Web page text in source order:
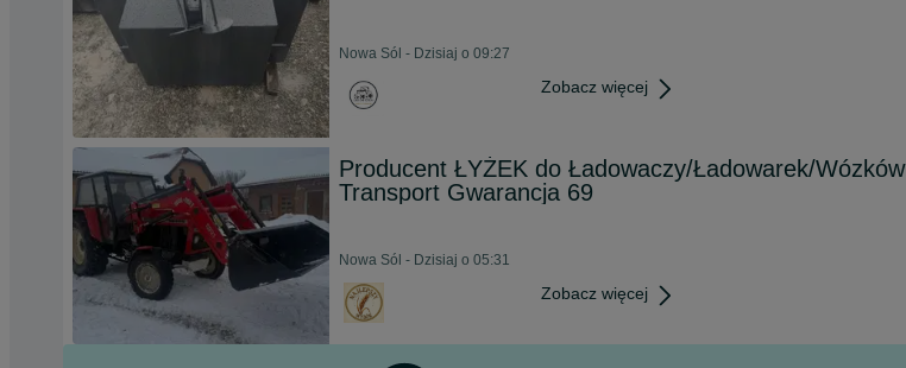
Nowa Sól - Dzisiaj o 09:27
Zobacz więcej
Producent ŁYŻEK do Ładowaczy/Ładowarek/Wózków
Transport Gwarancja 69
Nowa Sól - Dzisiaj o 05:31
Zobacz więcej